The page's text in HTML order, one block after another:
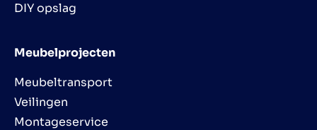
DIY opslag
Meubelprojecten
Meubeltransport
Veilingen
Montageservice